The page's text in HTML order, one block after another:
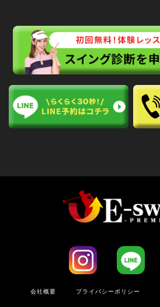
会社概要 プライバシーポリシー